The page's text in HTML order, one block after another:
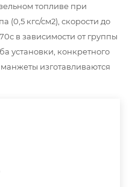
топливе при
(0,5 кгс/см2), скорости до
в зависимости от группы
установки, конкретного
изготавливаются